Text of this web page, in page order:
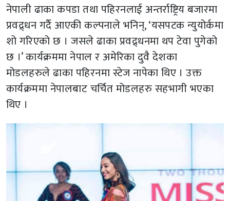
नेपाली ढाका कपडा तथा पहिरनलाई अन्तर्राष्ट्रिय बजारमा
प्रवद्र्धन गर्दै आएकी कल्पनाले भनिन्, ‘यसपटक न्युयोर्कमा
शो गरिएको छ । जसले ढाका प्रवद्र्धनमा थप टेवा पुगेको
छ ।’ कार्यक्रममा नेपाल र अमेरिका दुवै देशका
मोडलहरुले ढाका पहिरनमा स्टेज नापेका थिए । उक्त
कार्यक्रममा नेपालबाट चर्चित मोडलहरु सहभागी भएका
थिए ।